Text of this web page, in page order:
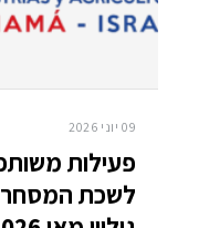
09 יוני 2026
פעילות
לשכת המסחר